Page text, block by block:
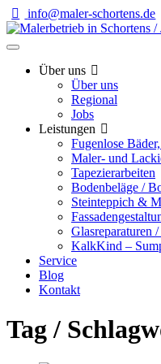
info@maler-schortens.de
Über uns
Über uns
Regional
Jobs
Leistungen
Fugenlose
Maler- und
Tapezierarbeiten
Bodenbeläge /
Steinteppich &
Glasreparaturen
KalkKind –
Service
Blog
Kontakt
Tag /